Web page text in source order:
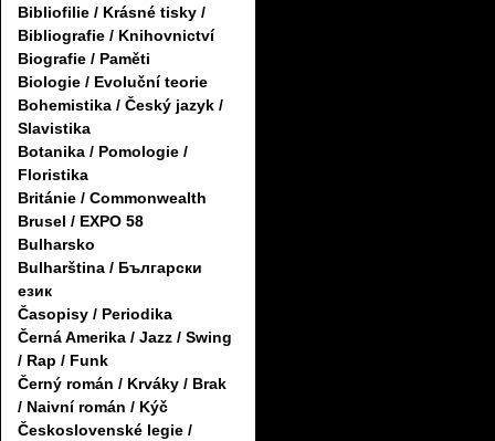
Bibliofilie / Krásné tisky /
Bibliografie / Knihovnictví
Biografie / Paměti
Biologie / Evoluční teorie
Bohemistika / Český jazyk /
Slavistika
Botanika / Pomologie /
Floristika
Británie / Commonwealth
Brusel / EXPO 58
Bulharsko
Bulharština / Български
език
Časopisy / Periodika
Černá Amerika / Jazz / Swing
/ Rap / Funk
Černý román / Krváky / Brak
/ Naivní román / Kýč
Československé legie /